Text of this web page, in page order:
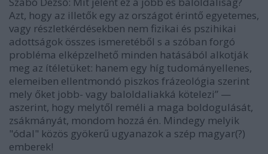
Azt, hogy az illetők egy az országot érintő egyetemes,
vagy részletkérdésekben nem fizikai és pszihikai
adottságok összes ismeretéből s a szóban forgó
probléma elképzelhető minden hatásából alkotják
meg az ítéletüket: hanem egy híg tudományellenes,
elemeiben ellentmondó piszkos frázeológia szerint
mely őket jobb- vagy baloldaliakká kötelezi” —
aszerint, hogy melytől reméli a maga boldogulását,
zsákmányát, mondom hozzá én. Mindegy melyik
"ódal" közös gyökerű ugyanazok a szép magyar(?)
emberek!